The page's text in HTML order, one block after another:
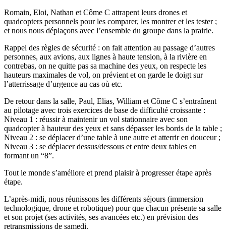
Romain, Eloi, Nathan et Côme C attrapent leurs drones et
quadcopters personnels pour les comparer, les montrer et les tester ;
et nous nous déplaçons avec l’ensemble du groupe dans la prairie.
Rappel des règles de sécurité : on fait attention au passage d’autres
personnes, aux avions, aux lignes à haute tension, à la rivière en
contrebas, on ne quitte pas sa machine des yeux, on respecte les
hauteurs maximales de vol, on prévient et on garde le doigt sur
l’atterrissage d’urgence au cas où etc.
De retour dans la salle, Paul, Elias, William et Côme C s’entraînent
au pilotage avec trois exercices de base de difficulté croissante :
Niveau 1 : réussir à maintenir un vol stationnaire avec son
quadcopter à hauteur des yeux et sans dépasser les bords de la table ;
Niveau 2 : se déplacer d’une table à une autre et atterrir en douceur ;
Niveau 3 : se déplacer dessus/dessous et entre deux tables en
formant un “8”.
Tout le monde s’améliore et prend plaisir à progresser étape après
étape.
L’après-midi, nous réunissons les différents séjours (immersion
technologique, drone et robotique) pour que chacun présente sa salle
et son projet (ses activités, ses avancées etc.) en prévision des
retransmissions de samedi.